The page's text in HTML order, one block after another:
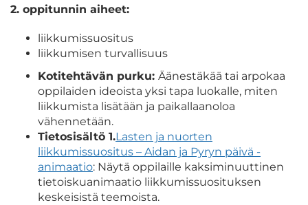
2. oppitunnin aiheet:
liikkumissuositus
liikkumisen turvallisuus
Kotitehtävän purku: Äänestäkää tai arpokaa
oppilaiden ideoista yksi tapa luokalle, miten
liikkumista lisätään ja paikallaanoloa
vähennetään.
Tietosisältö 1.Lasten ja nuorten
liikkumissuositus – Aidan ja Pyryn päivä -
animaatio: Näytä oppilaille kaksiminuuttinen
tietoiskuanimaatio liikkumissuosituksen
keskeisistä teemoista.